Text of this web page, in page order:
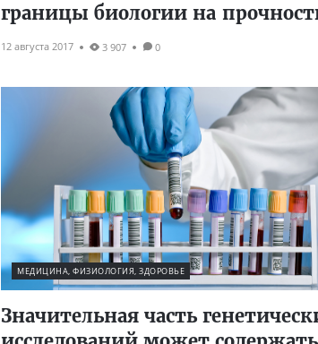
границы биологии на
12 августа 2017 3 907 0
МЕДИЦИНА, ФИЗИОЛОГИЯ, ЗДОРОВЬЕ
Значительная часть